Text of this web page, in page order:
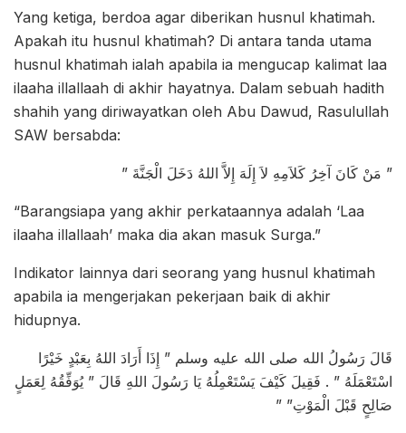
Yang ketiga, berdoa agar diberikan husnul khatimah.
Apakah itu husnul khatimah? Di antara tanda utama
husnul khatimah ialah apabila ia mengucap kalimat laa
ilaaha illallaah di akhir hayatnya. Dalam sebuah hadith
shahih yang diriwayatkan oleh Abu Dawud, Rasulullah
SAW bersabda:
‏” مَنْ كَانَ آخِرُ كَلاَمِهِ لاَ إِلَهَ إِلاَّ اللهُ دَخَلَ الْجَنَّةَ ‏”‏
“Barangsiapa yang akhir perkataannya adalah ‘Laa
ilaaha illallaah’ maka dia akan masuk Surga.”
Indikator lainnya dari seorang yang husnul khatimah
apabila ia mengerjakan pekerjaan baik di akhir
hidupnya.
قَالَ رَسُولُ الله صلى الله عليه وسلم ‏”‏ إِذَا أَرَادَ اللهُ بِعَبْدٍ خَيْرًا
اسْتَعْمَلَهُ ‏”‏ ‏.‏ فَقِيلَ كَيْفَ يَسْتَعْمِلُهُ يَا رَسُولَ اللهِ قَالَ ‏”‏ يُوَفِّقُهُ لِعَمَلٍ
صَالِحٍ قَبْلَ الْمَوْتِ‏” ‏”